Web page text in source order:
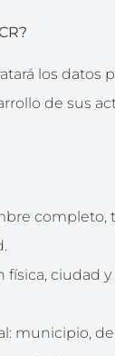
?
los
de sus
física, ciudad
municipio,